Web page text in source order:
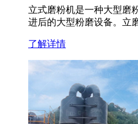
立式磨粉机是一种大型磨
进后的大型粉磨设备。立
了解详情